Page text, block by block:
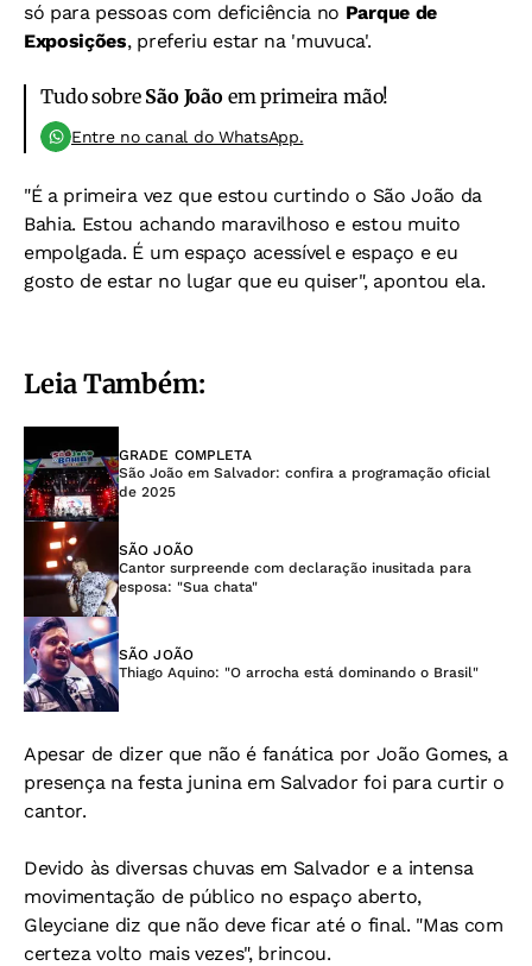
só para pessoas com deficiência no Parque de
Exposições, preferiu estar na 'muvuca'.
Tudo sobre São João em primeira mão!
Entre no canal do WhatsApp.
"É a primeira vez que estou curtindo o São João da
Bahia. Estou achando maravilhoso e estou muito
empolgada. É um espaço acessível e espaço e eu
gosto de estar no lugar que eu quiser", apontou ela.
Leia Também:
GRADE COMPLETA
São João em Salvador: confira a programação oficial
de 2025
SÃO JOÃO
Cantor surpreende com declaração inusitada para
esposa: "Sua chata"
SÃO JOÃO
Thiago Aquino: "O arrocha está dominando o Brasil"
Apesar de dizer que não é fanática por João Gomes, a
presença na festa junina em Salvador foi para curtir o
cantor.
Devido às diversas chuvas em Salvador e a intensa
movimentação de público no espaço aberto,
Gleyciane diz que não deve ficar até o final. "Mas com
certeza volto mais vezes", brincou.